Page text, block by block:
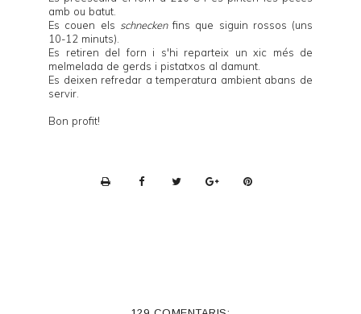
amb ou batut.
Es couen els schneckenfins que siguin rossos (uns
10-12 minuts).
Es retiren del forn i s'hi reparteix un xic més de
melmelada de gerds i pistatxos al damunt.
Es deixen refredar a temperatura ambient abans de
servir.
Bon profit!